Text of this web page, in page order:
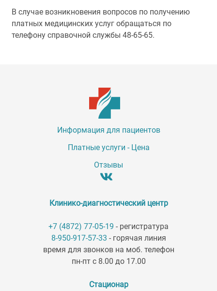
В случае возникновения вопросов по получению
платных медицинских услуг обращаться по
телефону справочной службы 48-65-65.
Информация для пациентов
Платные услуги - Цена
Отзывы
Клинико-диагностический центр
+7 (4872) 77-05-19 - регистратура
8-950-917-57-33 - горячая линия
время для звонков на моб. телефон
пн-пт с 8.00 до 17.00
Стационар